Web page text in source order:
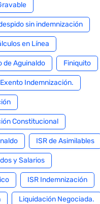
sin indemnización
en Línea
de Aguinaldo Finiquito
Indemnización.
Constitucional
ISR de Asimilables
y Salarios
ISR Indemnización
Liquidación Negociada.